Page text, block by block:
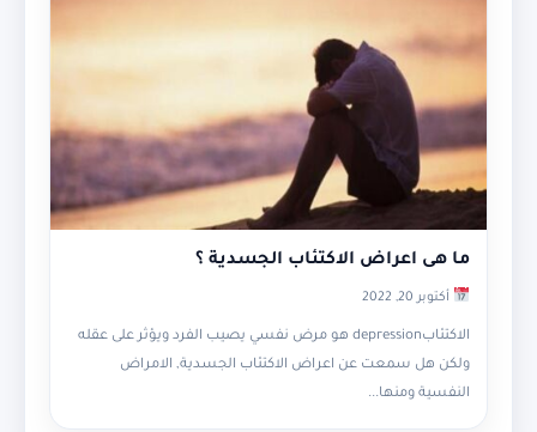
ما هى اعراض الاكتئاب الجسدية ؟
أكتوبر 20, 2022
الاكتئابdepression هو مرض نفسي يصيب الفرد ويؤثر على عقله
ولكن هل سمعت عن اعراض الاكتئاب الجسدية, الامراض
النفسية ومنها...